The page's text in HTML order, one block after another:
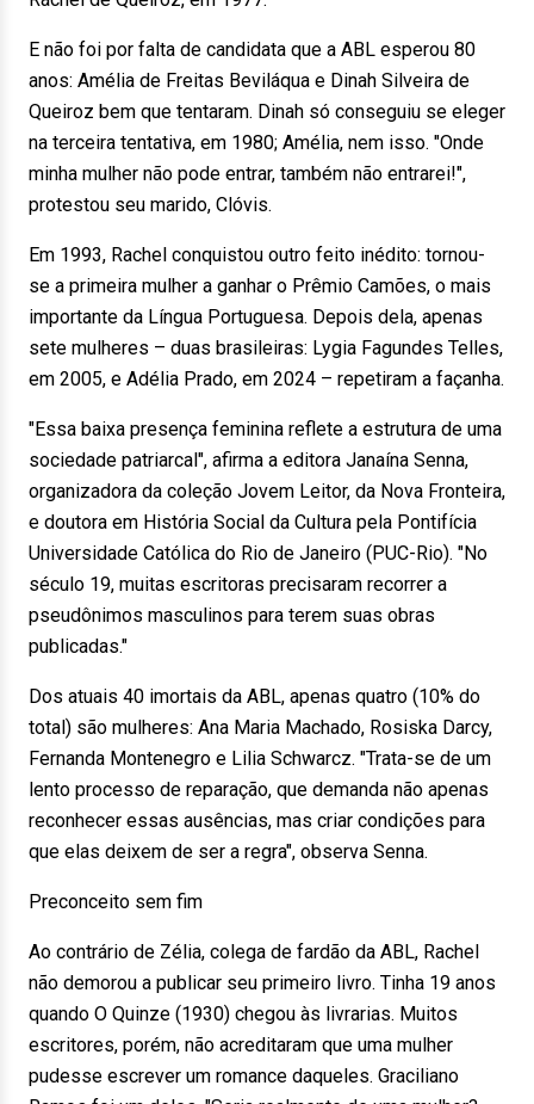
E não foi por falta de candidata que a ABL esperou 80
anos: Amélia de Freitas Beviláqua e Dinah Silveira de
Queiroz bem que tentaram. Dinah só conseguiu se eleger
na terceira tentativa, em 1980; Amélia, nem isso. "Onde
minha mulher não pode entrar, também não entrarei!",
protestou seu marido, Clóvis.
Em 1993, Rachel conquistou outro feito inédito: tornou-
se a primeira mulher a ganhar o Prêmio Camões, o mais
importante da Língua Portuguesa. Depois dela, apenas
sete mulheres – duas brasileiras: Lygia Fagundes Telles,
em 2005, e Adélia Prado, em 2024 – repetiram a façanha.
"Essa baixa presença feminina reflete a estrutura de uma
sociedade patriarcal", afirma a editora Janaína Senna,
organizadora da coleção Jovem Leitor, da Nova Fronteira,
e doutora em História Social da Cultura pela Pontifícia
Universidade Católica do Rio de Janeiro (PUC-Rio). "No
século 19, muitas escritoras precisaram recorrer a
pseudônimos masculinos para terem suas obras
publicadas."
Dos atuais 40 imortais da ABL, apenas quatro (10% do
total) são mulheres: Ana Maria Machado, Rosiska Darcy,
Fernanda Montenegro e Lilia Schwarcz. "Trata-se de um
lento processo de reparação, que demanda não apenas
reconhecer essas ausências, mas criar condições para
que elas deixem de ser a regra", observa Senna.
Preconceito sem fim
Ao contrário de Zélia, colega de fardão da ABL, Rachel
não demorou a publicar seu primeiro livro. Tinha 19 anos
quando O Quinze (1930) chegou às livrarias. Muitos
escritores, porém, não acreditaram que uma mulher
pudesse escrever um romance daqueles. Graciliano